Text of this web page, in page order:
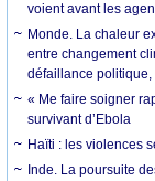
voient avant les
Monde. La chaleur
entre changement
défaillance politique,
« Me faire soigner
survivant d’Ebola
Haïti : les violences
Inde. La poursuite